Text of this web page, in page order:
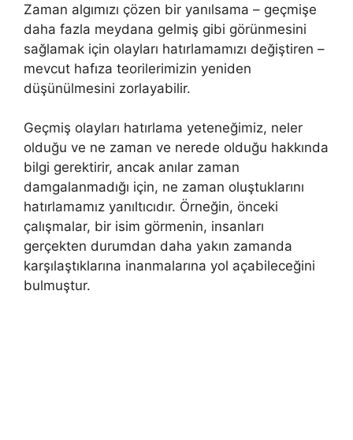
Zaman algımızı çözen bir yanılsama – geçmişe
daha fazla meydana gelmiş gibi görünmesini
sağlamak için olayları hatırlamamızı değiştiren –
mevcut hafıza teorilerimizin yeniden
düşünülmesini zorlayabilir.
Geçmiş olayları hatırlama yeteneğimiz, neler
olduğu ve ne zaman ve nerede olduğu hakkında
bilgi gerektirir, ancak anılar zaman
damgalanmadığı için, ne zaman oluştuklarını
hatırlamamız yanıltıcıdır. Örneğin, önceki
çalışmalar, bir isim görmenin, insanları
gerçekten durumdan daha yakın zamanda
karşılaştıklarına inanmalarına yol açabileceğini
bulmuştur.